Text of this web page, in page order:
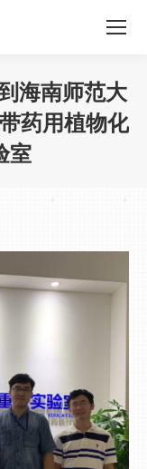
海南师范大
药用植物化
室